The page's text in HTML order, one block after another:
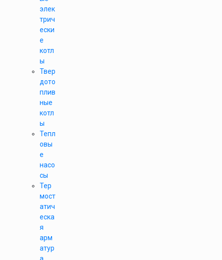
элек
трич
ески
е
котл
ы
Твер
дото
плив
ные
котл
ы
Тепл
овы
е
насо
сы
Тер
мост
атич
еска
я
арм
атур